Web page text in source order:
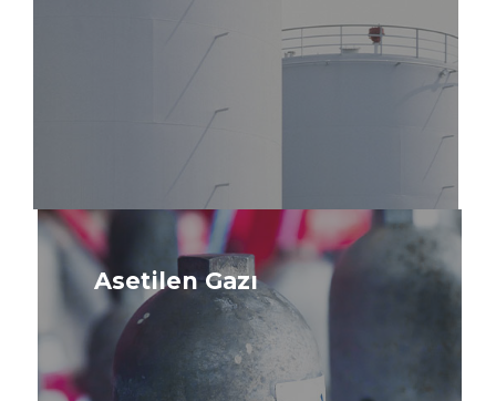
Asetilen Gazı
Daha
fazla